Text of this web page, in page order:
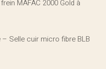
MAFAC 2000 Gold à
Selle cuir micro fibre BLB